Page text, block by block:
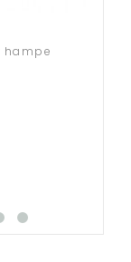
hampe